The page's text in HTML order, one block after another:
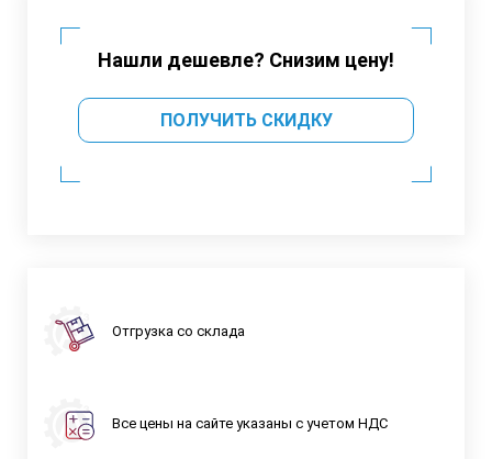
Нашли дешевле? Снизим цену!
ПОЛУЧИТЬ СКИДКУ
Отгрузка со склада
Все цены на сайте указаны с учетом НДС